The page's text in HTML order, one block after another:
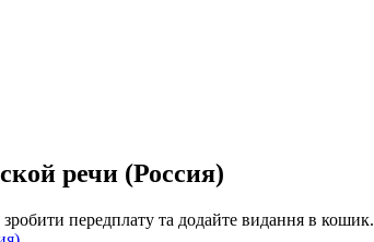
речи (Россия)
зробити передплату та додайте видання в кошик.